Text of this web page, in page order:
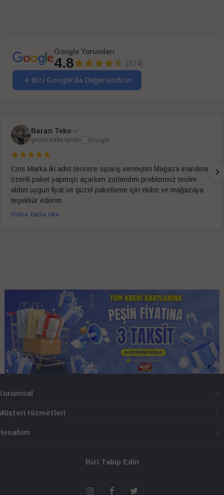
Google Yorumları
4.8 (374)
Bizi Google'da Değerlendirin
Baran Teko
geçen hafta içinde
Cms Marka iki adet tencere sipariş vermiştim Mağaza inanılmaz
özenli paket yapmıştı açarken zorlandım problemsiz teslim
aldım uygun fiyat ve güzel paketleme için ekibe ve mağazaya
teşekkür ederim
Daha fazla oku
Hizmetleri
Bizi Takip Edin